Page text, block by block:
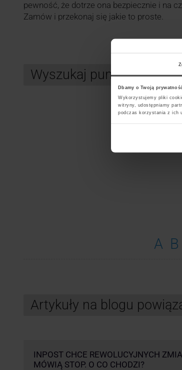
Dbamy o Twoją
Wykorzystujemy pliki
witryny, udostępniamy
podczas korzystania z ich
pewność, że dotrze ona bezpiecznie i na
Zamów i przekonaj się jakie to proste.
Wyszukaj punkt
A B
Artykuły na blogu
INPOST CHCE REWOLUCYJNYCH
MÓWIĄ STOP. O CO CHODZI?